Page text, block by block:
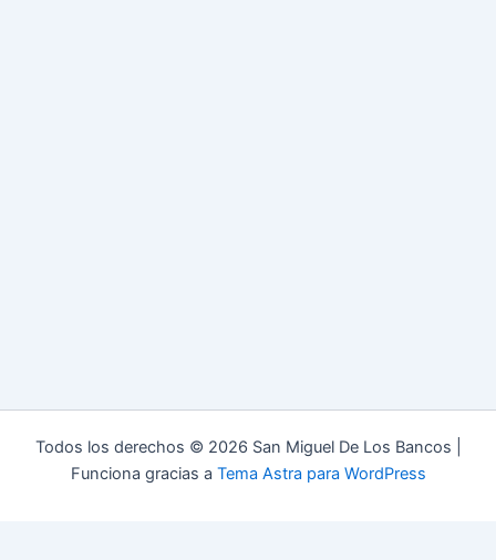
Todos los derechos © 2026 San Miguel De Los Bancos |
Funciona gracias a Tema Astra para WordPress